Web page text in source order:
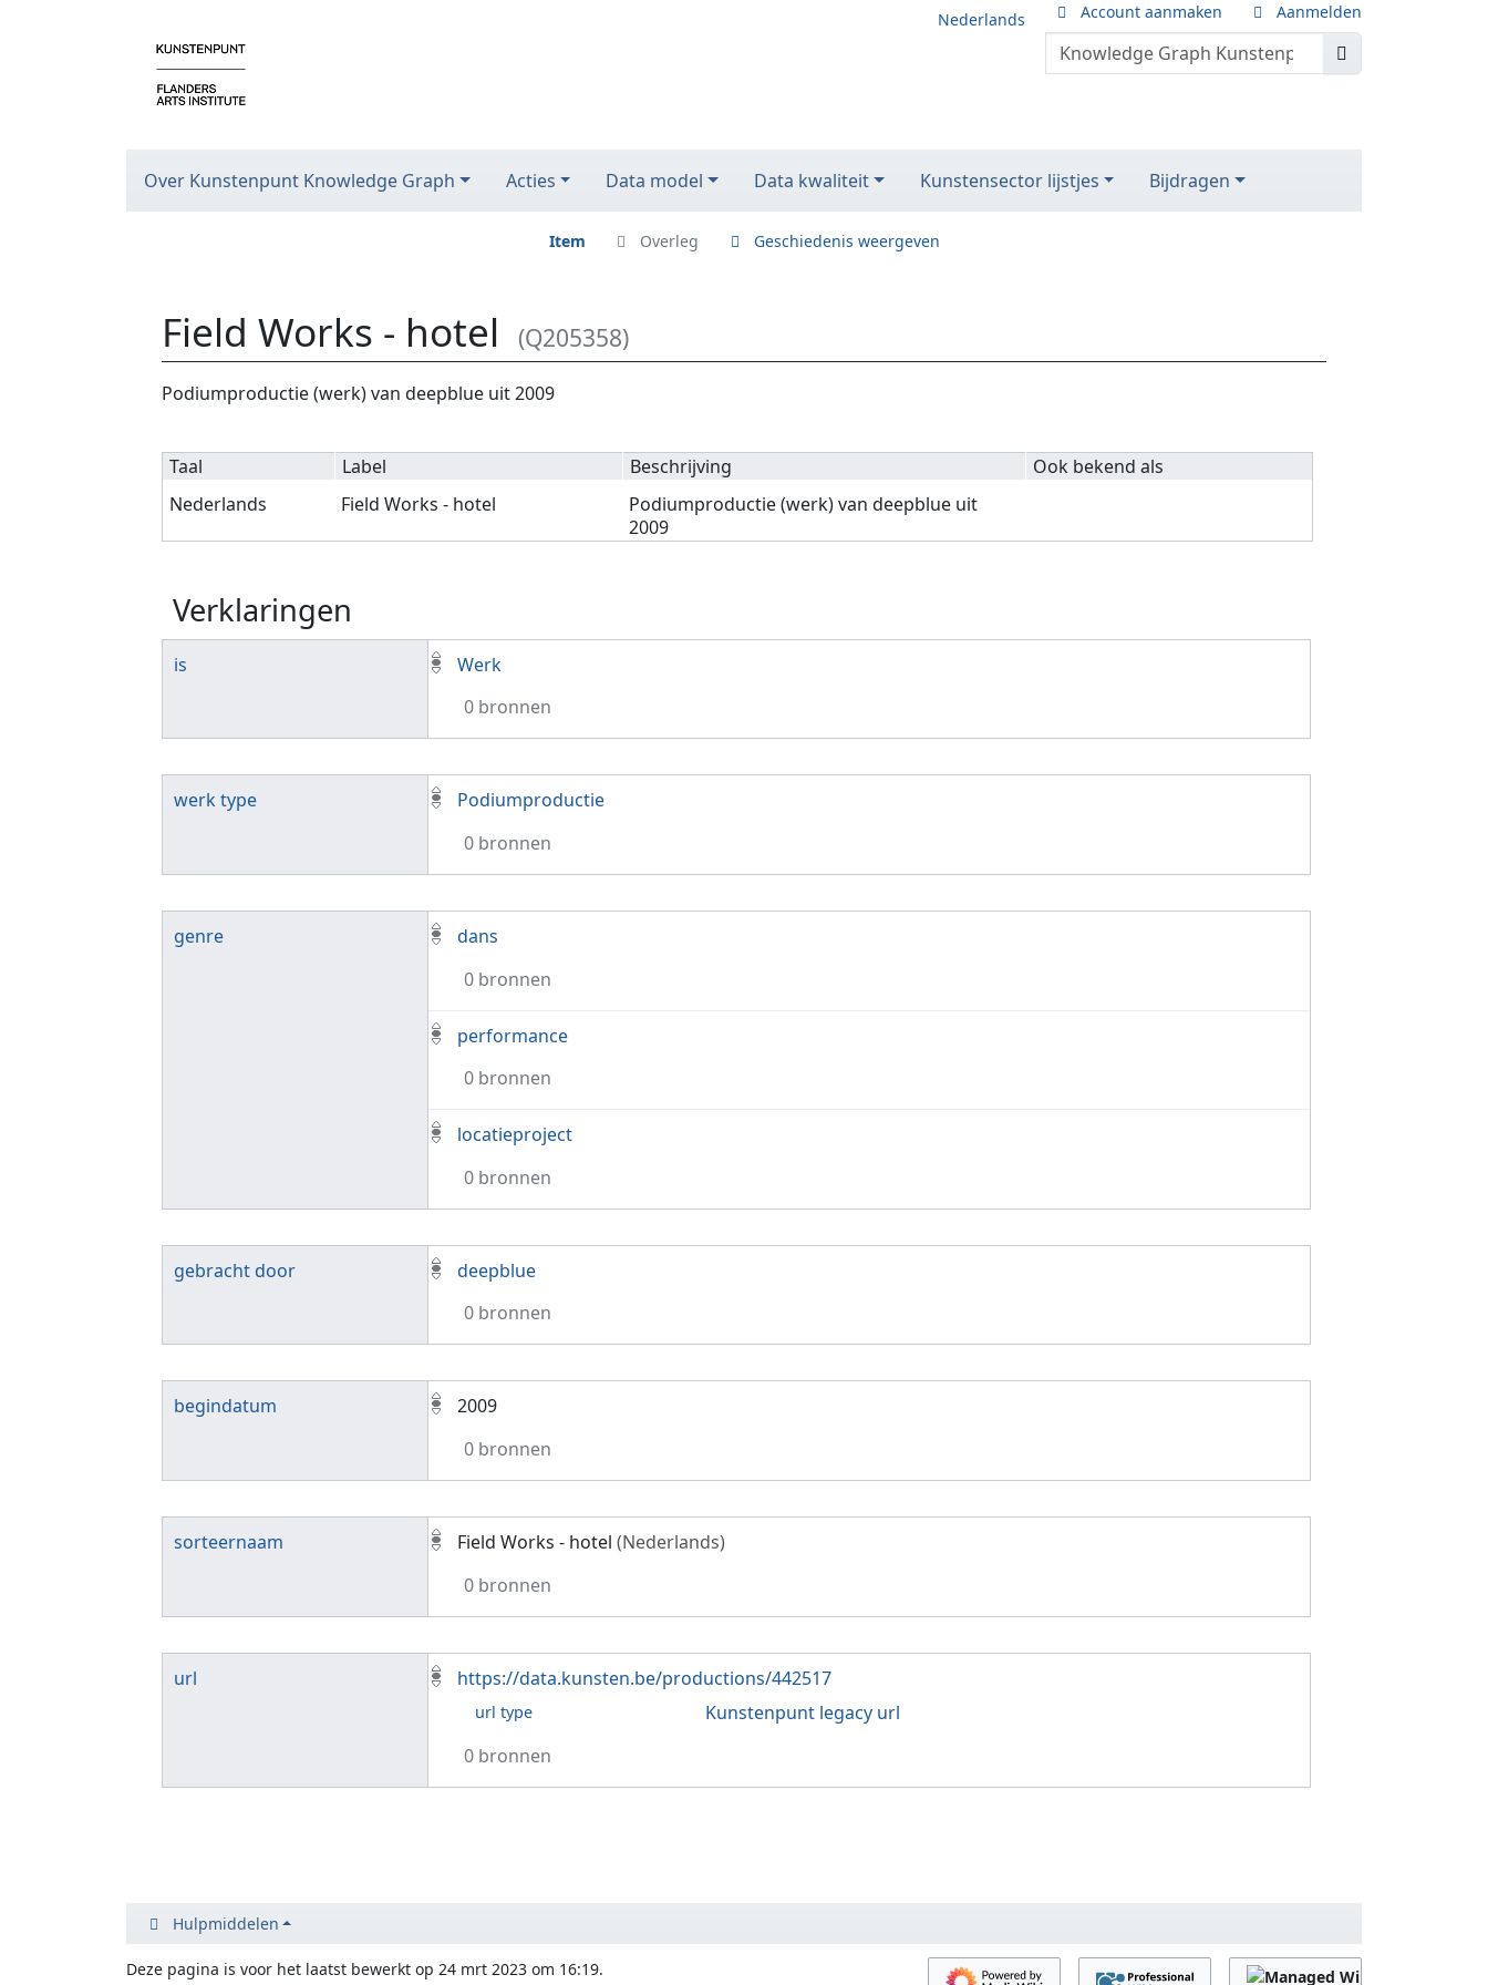
Nederlands Account aanmaken Aanmelden
Over Kunstenpunt Knowledge Graph Acties Data model Data kwaliteit Kunstensector lijstjes Bijdragen
Item Overleg Geschiedenis weergeven
Field Works - hotel (Q205358)
Ga naar:navigatie,zoeken
Podiumproductie (werk) van deepblue uit 2009
Taal Label Beschrijving
Ook bekend als
Nederlands
Field Works - hotel
Podiumproductie (werk) van deepblue uit
2009
Verklaringen
is
Werk
0 bronnen
werk type
Podiumproductie
0 bronnen
genre
dans
0 bronnen
performance
0 bronnen
locatieproject
0 bronnen
gebracht door
deepblue
0 bronnen
begindatum
2009
0 bronnen
sorteernaam Field Works - hotel (Nederlands)
0 bronnen
url https://data.kunsten.be/productions/442517
url type
Kunstenpunt legacy url
0 bronnen
Hulpmiddelen
Deze pagina is voor het laatst bewerkt op 24 mrt 2023 om 16:19.